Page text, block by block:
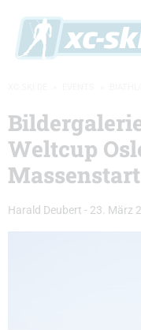
Weltcup
Harald Deubert - 23. März